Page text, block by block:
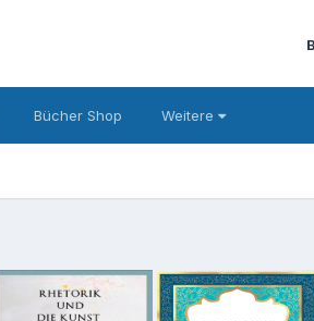
Bücher Shop Weitere